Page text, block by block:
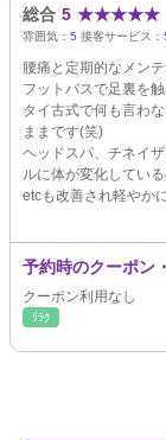
総合 5 ★★★★★
雰囲気： 5 接客サービス：
腰痛と定期的なメン
フットバスで足裏を
タイ古式で何も言わ
ままです(笑)
ヘッドスパ、チネイ
ルに体が変化してい
etcも改善され軽やか
予約時のクーポン
クーポン利用なし
ﾘﾗｸ